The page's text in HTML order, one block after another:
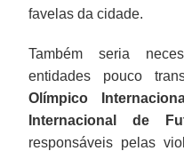
favelas da cidade.
Também seria
entidades pouco
Olímpico
Internacional de
responsáveis pelas